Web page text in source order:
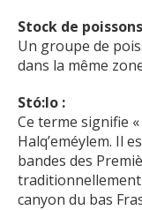
Stock de
Un groupe de
dans la même
Stó:lo :
Ce terme signifie
Halq’eméylem. Il
bandes des
traditionnellement
canyon du bas